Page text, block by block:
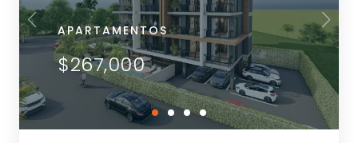
APARTAMENTOS
$267,000